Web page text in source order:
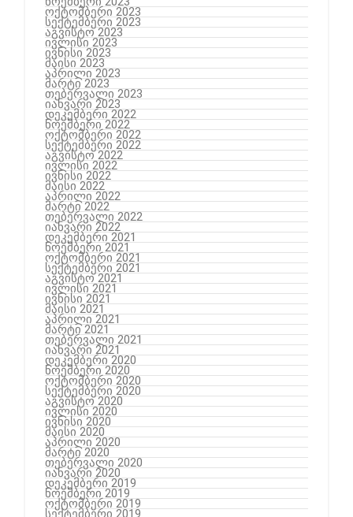
ოქტომბერი 2023
სექტემბერი 2023
აგვისტო 2023
ივლისი 2023
ივნისი 2023
მაისი 2023
აპრილი 2023
მარტი 2023
თებერვალი 2023
იანვარი 2023
დეკემბერი 2022
ნოემბერი 2022
ოქტომბერი 2022
სექტემბერი 2022
აგვისტო 2022
ივლისი 2022
ივნისი 2022
მაისი 2022
აპრილი 2022
მარტი 2022
თებერვალი 2022
იანვარი 2022
დეკემბერი 2021
ნოემბერი 2021
ოქტომბერი 2021
სექტემბერი 2021
აგვისტო 2021
ივლისი 2021
ივნისი 2021
მაისი 2021
აპრილი 2021
მარტი 2021
თებერვალი 2021
იანვარი 2021
დეკემბერი 2020
ნოემბერი 2020
ოქტომბერი 2020
სექტემბერი 2020
აგვისტო 2020
ივლისი 2020
ივნისი 2020
მაისი 2020
აპრილი 2020
მარტი 2020
თებერვალი 2020
იანვარი 2020
დეკემბერი 2019
ნოემბერი 2019
ოქტომბერი 2019
სექტემბერი 2019